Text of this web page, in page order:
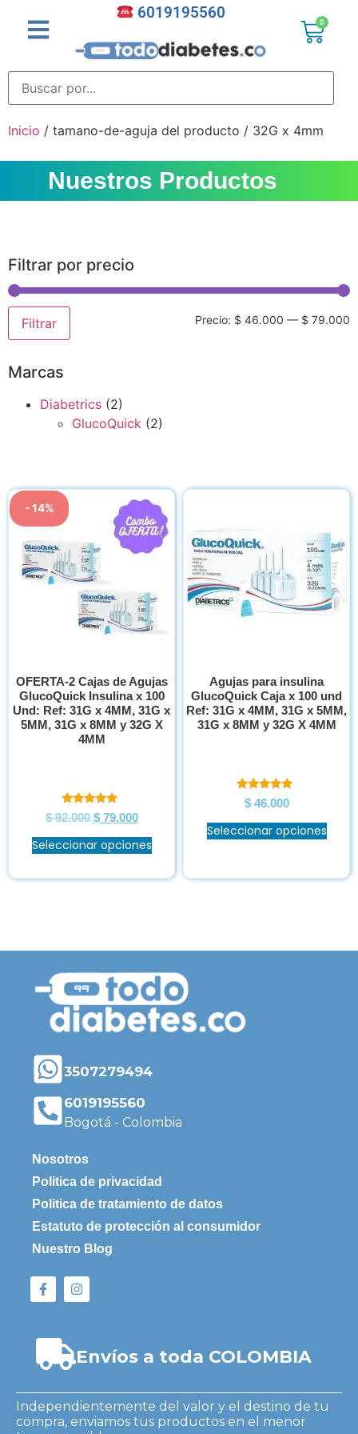
6019195560
0
Inicio / tamano-de-aguja del producto / 32G x 4mm
Nuestros Productos
Filtrar por precio
Filtrar Precio: $ 46.000 — $ 79.000
Marcas
Diabetrics (2)
GlucoQuick (2)
- 14%
OFERTA-2 Cajas de Agujas
GlucoQuick Insulina x 100
Und: Ref: 31G x 4MM, 31G x
5MM, 31G x 8MM y 32G X
4MM
Valorado en
5.00
de 5
$92.000 $79.000
Seleccionar opciones
Agujas para insulina
GlucoQuick Caja x 100 und
Ref: 31G x 4MM, 31G x 5MM,
31G x 8MM y 32G X 4MM
Valorado en
5.00
de 5
$46.000
Seleccionar opciones
3507279494
6019195560
Bogotá - Colombia
Nosotros
Politica de privacidad
Politica de tratamiento de datos
Estatuto de protección al consumidor
Nuestro Blog
Envíos a toda COLOMBIA
Independientemente del valor y el destino de tu
compra, enviamos tus productos en el menor